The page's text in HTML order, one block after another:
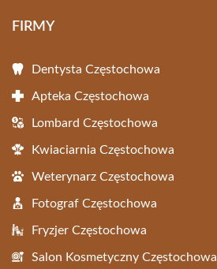
FIRMY
Dentysta Częstochowa
Apteka Częstochowa
Lombard Częstochowa
Kwiaciarnia Częstochowa
Weterynarz Częstochowa
Fotograf Częstochowa
Fryzjer Częstochowa
Salon Kosmetyczny Częstochowa